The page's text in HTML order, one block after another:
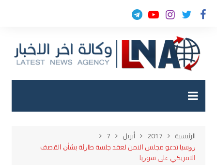
التجاوز
الرئيسية 2017 أبريل
7
ﺭﻭﺳﻴﺎ ﺗﺪﻋﻮ ﻣﺠﻠﺲ ﺍﻻﻣﻦ ﻟﻌﻘﺪ ﺟﻠﺴﺔ ﻃﺎﺭﺋﺔ ﺑﺸﺄﻥ ﺍﻟﻘﺼﻒ
ﺍﻻﻣﺮﻳﻜﻲ ﻋﻠﻰ ﺳﻮﺭﻳﺎ